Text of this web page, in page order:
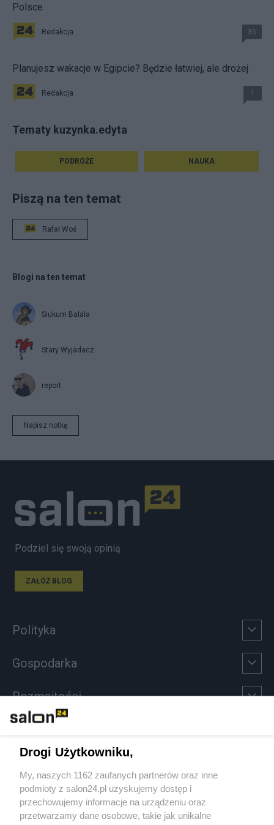
Polsce
Redakcja 35
Planujesz wakacje w Egipcie? Będzie łatwiej, ale drożej
Redakcja 1
Tematy kuzynka.edyta
PODRÓŻE NAUKA
Piszą na ten temat
Rafał Woś
Blogi na ten temat
Siukum Balala
Stary Wyjadacz
report
Napisz notkę
Podziel się swoją opinią
ZAŁÓŻ BLOG
Polityka
Gospodarka
Rozmaitości
Sport
Społeczeństwo
Drogi Użytkowniku,
My, naszych 1162 zaufanych partnerów oraz inne
podmioty z salon24.pl uzyskujemy dostęp i
przechowujemy informacje na urządzeniu oraz
przetwarzamy dane osobowe, takie jak unikalne